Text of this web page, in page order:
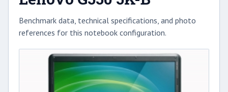
Benchmark data, technical specifications, and photo
references for this notebook configuration.